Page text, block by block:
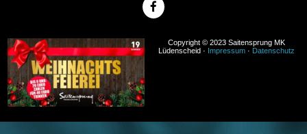
Copyright © 2023 Saitensprung MK
Lüdenscheid · Impressum· Datenschutz